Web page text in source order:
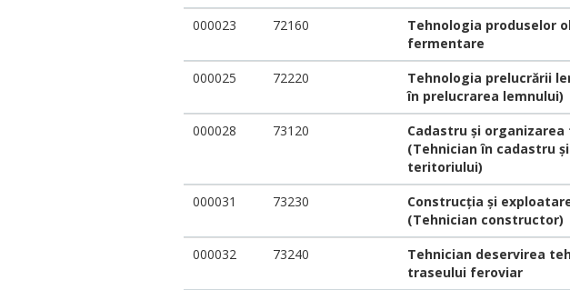
000023 72160
Tehnologia produselor
fermentare
000025 72220
Tehnologia prelucrării
în prelucrarea lemnului)
000028 73120
Cadastru și
(Tehnician în сadastru
teritoriului)
000031 73230
Construcția și
(Tehnician constructor)
000032 73240
Tehnician deservirea
traseului feroviar